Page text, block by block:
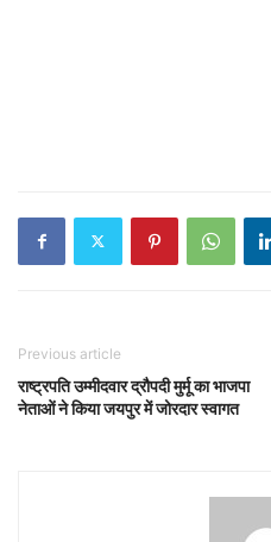
Previous article
राष्ट्रपति उम्मीदवार द्रौपदी मुर्मू का भाजपा
नेताओं ने किया जयपुर में जोरदार स्वागत